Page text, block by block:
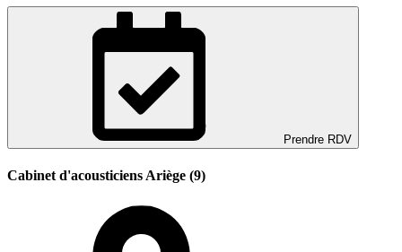
Prendre RDV
Cabinet d'acousticiens Ariège (9)